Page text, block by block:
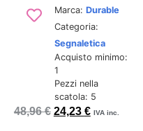
Marca: Durable
Categoria:
Segnaletica
Acquisto minimo:
1
Pezzi nella
scatola: 5
48,96€ 24,23 € IVA inc.